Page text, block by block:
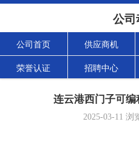
公司
公司首页 供应商机
荣誉认证 招聘中心
连云港西门子可编
2025-03-11 浏